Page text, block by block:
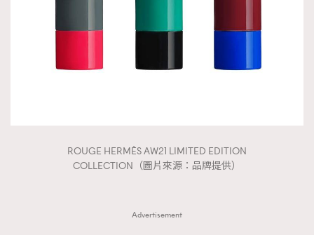
ROUGE HERMÈS AW21 LIMITED EDITION
COLLECTION（圖片來源：品牌提供）
Advertisement